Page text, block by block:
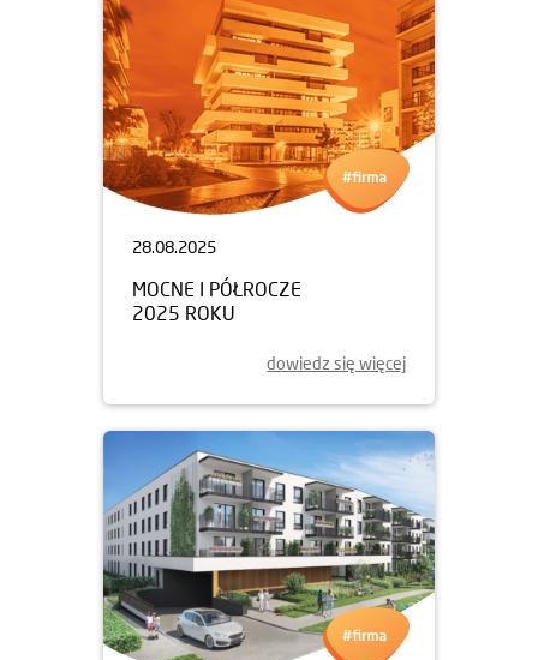
28.08.2025
MOCNE I PÓŁROCZE
2025 ROKU
dowiedz się więcej